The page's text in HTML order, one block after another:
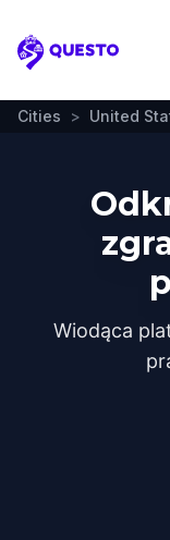
Questo
Cities > United
Wiodąca